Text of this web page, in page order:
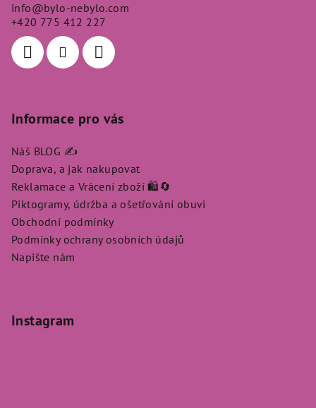
info@bylo-nebylo.com
+420 775 412 227
Informace pro vás
Náš BLOG ✍️
Doprava, a jak nakupovat
Reklamace a Vrácení zboží 🛍️🔄
Piktogramy, údržba a ošetřování obuvi
Obchodní podmínky
Podmínky ochrany osobních údajů
Napište nám
Instagram